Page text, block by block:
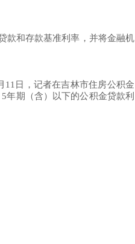
款和存款基准利率，并将金融机
11日，记者在吉林市住房公积金
年期（含）以下的公积金贷款利